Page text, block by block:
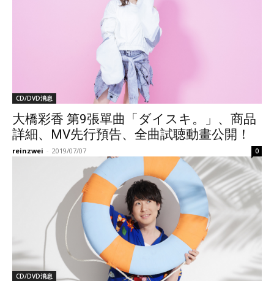
CD/DVD消息
大橋彩香 第9張單曲「ダイスキ。」、商品
詳細、MV先行預告、全曲試聴動畫公開！
reinzwei - 2019/07/07 0
CD/DVD消息